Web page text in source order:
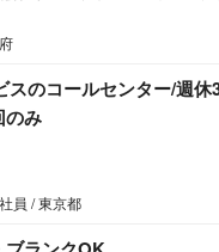
スのコールセンター/週
のみ
員 / 東京都